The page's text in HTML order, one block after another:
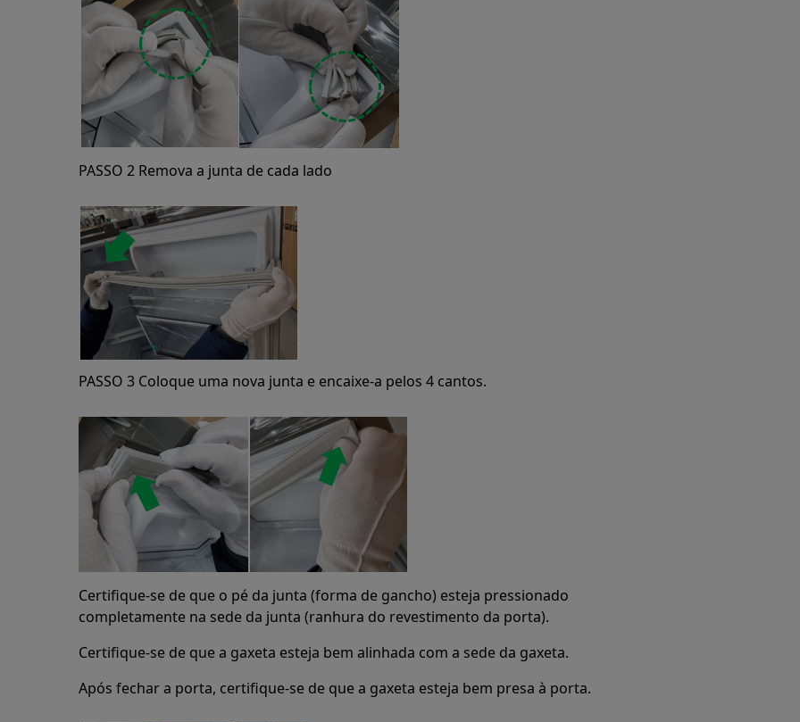
PASSO 2 Remova a junta de cada lado
PASSO 3 Coloque uma nova junta e encaixe-a pelos 4 cantos.
Certifique-se de que o pé da junta (forma de gancho) esteja pressionado
completamente na sede da junta (ranhura do revestimento da porta).
Certifique-se de que a gaxeta esteja bem alinhada com a sede da gaxeta.
Após fechar a porta, certifique-se de que a gaxeta esteja bem presa à porta.